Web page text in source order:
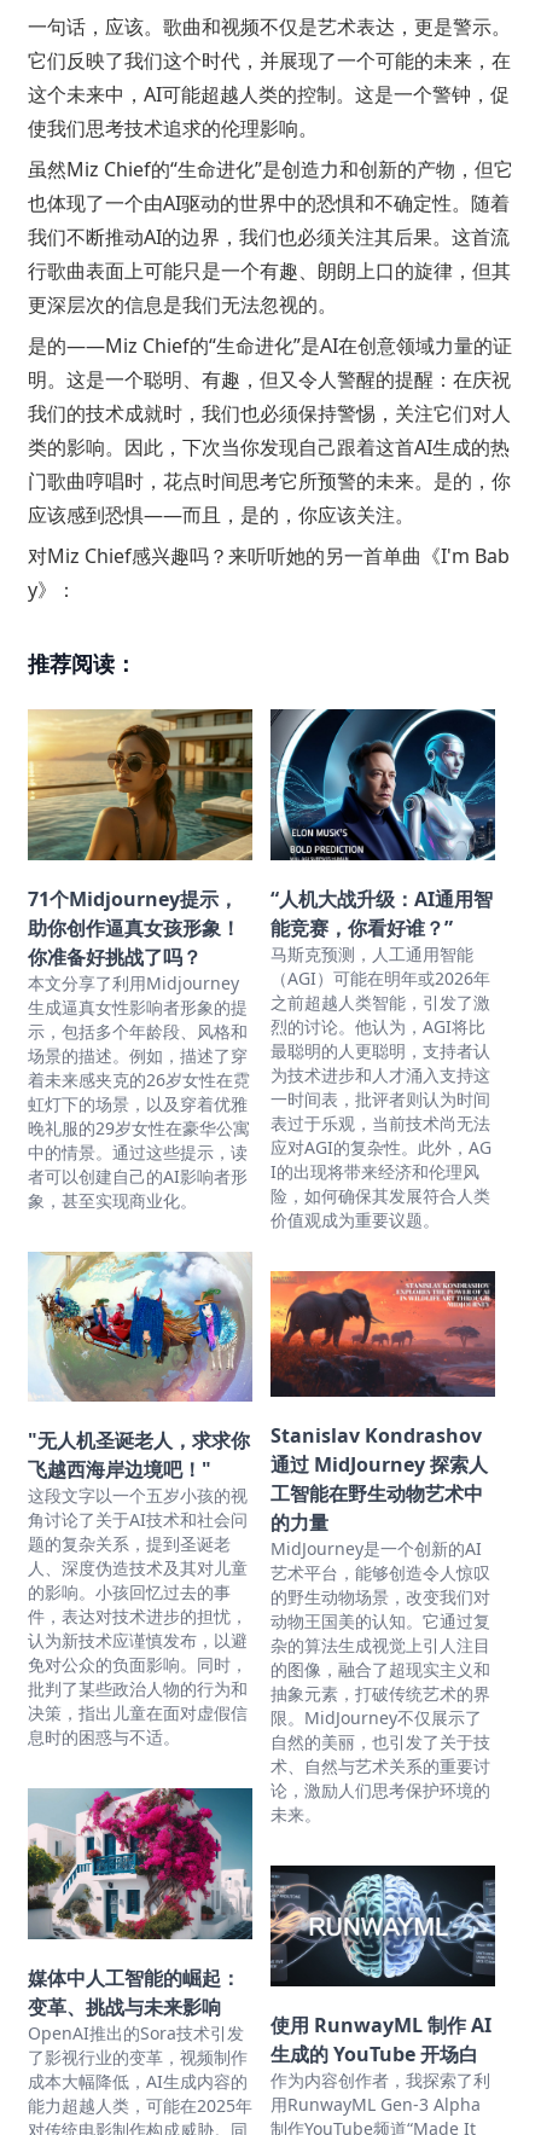
一句话，应该。歌曲和视频不仅是艺术表达，更是警示。
它们反映了我们这个时代，并展现了一个可能的未来，在
这个未来中，AI可能超越人类的控制。这是一个警钟，促
使我们思考技术追求的伦理影响。
虽然Miz Chief的“生命进化”是创造力和创新的产物，但它
也体现了一个由AI驱动的世界中的恐惧和不确定性。随着
我们不断推动AI的边界，我们也必须关注其后果。这首流
行歌曲表面上可能只是一个有趣、朗朗上口的旋律，但其
更深层次的信息是我们无法忽视的。
是的——Miz Chief的“生命进化”是AI在创意领域力量的证
明。这是一个聪明、有趣，但又令人警醒的提醒：在庆祝
我们的技术成就时，我们也必须保持警惕，关注它们对人
类的影响。因此，下次当你发现自己跟着这首AI生成的热
门歌曲哼唱时，花点时间思考它所预警的未来。是的，你
应该感到恐惧——而且，是的，你应该关注。
对Miz Chief感兴趣吗？来听听她的另一首单曲《I'm Bab
y》：
推荐阅读：
71个Midjourney提示，
助你创作逼真女孩形象！
你准备好挑战了吗？
本文分享了利用Midjourney
生成逼真女性影响者形象的提
示，包括多个年龄段、风格和
场景的描述。例如，描述了穿
着未来感夹克的26岁女性在霓
虹灯下的场景，以及穿着优雅
晚礼服的29岁女性在豪华公寓
中的情景。通过这些提示，读
者可以创建自己的AI影响者形
象，甚至实现商业化。
"无人机圣诞老人，求求你
飞越西海岸边境吧！"
这段文字以一个五岁小孩的视
角讨论了关于AI技术和社会问
题的复杂关系，提到圣诞老
人、深度伪造技术及其对儿童
的影响。小孩回忆过去的事
件，表达对技术进步的担忧，
认为新技术应谨慎发布，以避
免对公众的负面影响。同时，
批判了某些政治人物的行为和
决策，指出儿童在面对虚假信
息时的困惑与不适。
媒体中人工智能的崛起：
变革、挑战与未来影响
OpenAI推出的Sora技术引发
了影视行业的变革，视频制作
成本大幅降低，AI生成内容的
能力超越人类，可能在2025年
对传统电影制作构成威胁。同
“人机大战升级：AI通用智
能竞赛，你看好谁？”
马斯克预测，人工通用智能
（AGI）可能在明年或2026年
之前超越人类智能，引发了激
烈的讨论。他认为，AGI将比
最聪明的人更聪明，支持者认
为技术进步和人才涌入支持这
一时间表，批评者则认为时间
表过于乐观，当前技术尚无法
应对AGI的复杂性。此外，AG
I的出现将带来经济和伦理风
险，如何确保其发展符合人类
价值观成为重要议题。
Stanislav Kondrashov
通过 MidJourney 探索人
工智能在野生动物艺术中
的力量
MidJourney是一个创新的AI
艺术平台，能够创造令人惊叹
的野生动物场景，改变我们对
动物王国美的认知。它通过复
杂的算法生成视觉上引人注目
的图像，融合了超现实主义和
抽象元素，打破传统艺术的界
限。MidJourney不仅展示了
自然的美丽，也引发了关于技
术、自然与艺术关系的重要讨
论，激励人们思考保护环境的
未来。
使用 RunwayML 制作 AI
生成的 YouTube 开场白
作为内容创作者，我探索了利
用RunwayML Gen-3 Alpha
制作YouTube频道“Made It